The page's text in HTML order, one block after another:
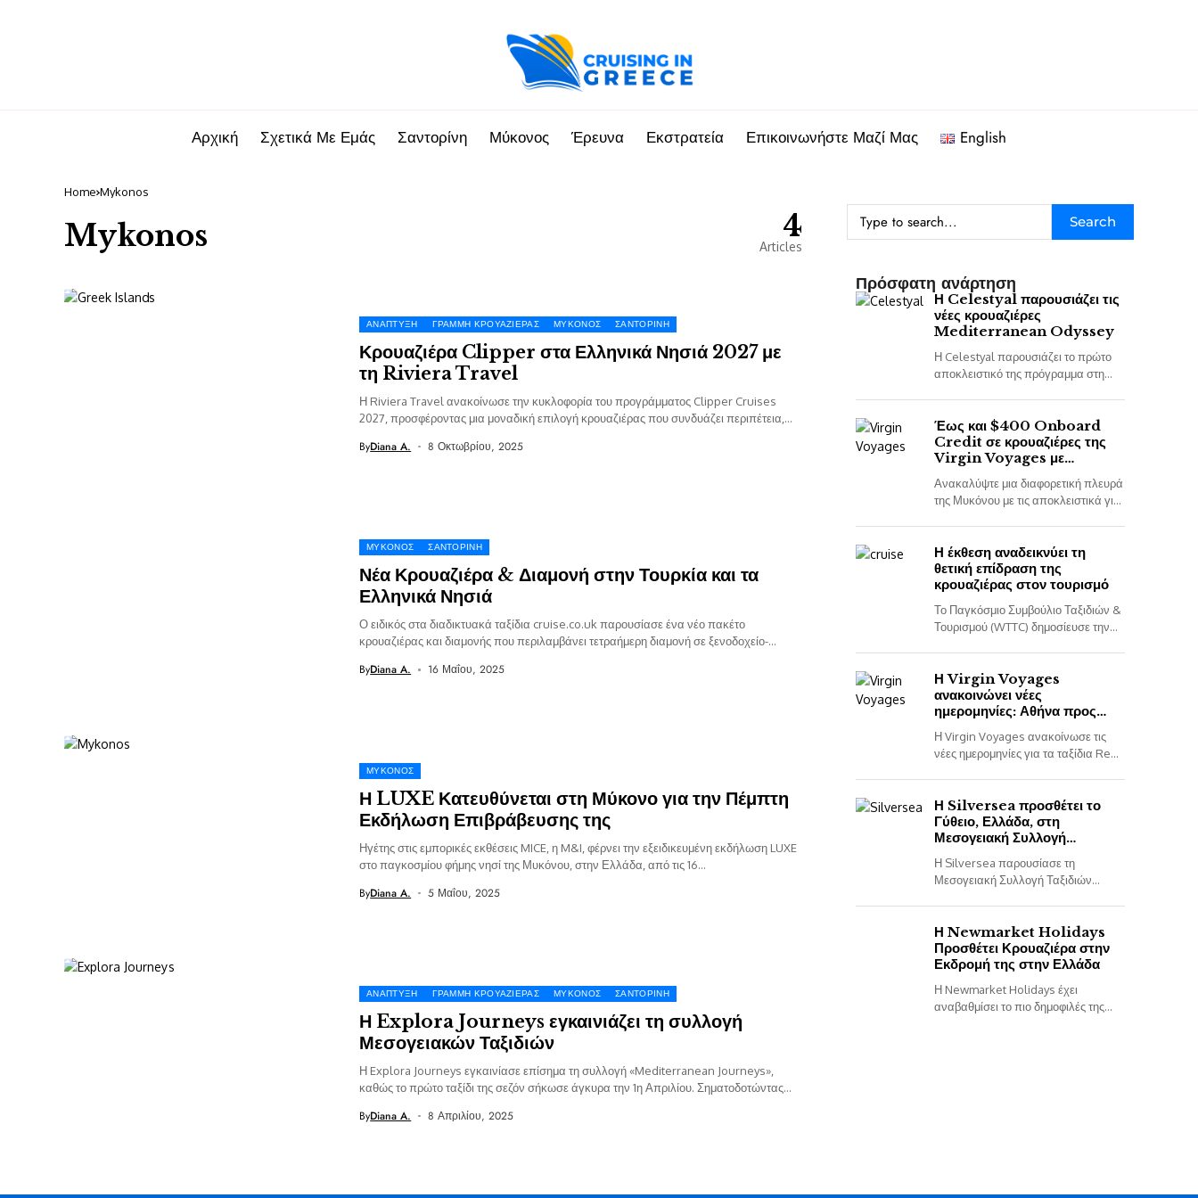
Αρχική Σχετικά Με Εμάς Σαντορίνη Μύκονος Έρευνα Εκστρατεία Επικοινωνήστε Μαζί Μας English
Home Mykonos
Mykonos 4
Articles
ΑΝΆΠΤΥΞΗ ΓΡΑΜΜΉ ΚΡΟΥΑΖΙΈΡΑΣ ΜΎΚΟΝΟΣ ΣΑΝΤΟΡΊΝΗ
Κρουαζιέρα Clipper στα Ελληνικά Νησιά 2027 με
τη Riviera Travel
Η Riviera Travel ανακοίνωσε την κυκλοφορία του προγράμματος Clipper Cruises
2027, προσφέροντας μια μοναδική επιλογή κρουαζιέρας που συνδυάζει περιπέτεια,
ByDiana A. 8 Οκτωβρίου, 2025
ΜΎΚΟΝΟΣ ΣΑΝΤΟΡΊΝΗ
Νέα Κρουαζιέρα & Διαμονή στην Τουρκία και τα
Ελληνικά Νησιά
Ο ειδικός στα διαδικτυακά ταξίδια cruise.co.uk παρουσίασε ένα νέο πακέτο
κρουαζιέρας και διαμονής που περιλαμβάνει τετραήμερη διαμονή σε ξενοδοχείο-
ByDiana A. 16 Μαΐου, 2025
ΜΎΚΟΝΟΣ
Η LUXE Κατευθύνεται στη Μύκονο για την Πέμπτη
Εκδήλωση Επιβράβευσης της
Ηγέτης στις εμπορικές εκθέσεις MICE, η M&I, φέρνει την εξειδικευμένη εκδήλωση LUXE
στο παγκοσμίου φήμης νησί της Μυκόνου, στην Ελλάδα, από τις 16...
ByDiana A. 5 Μαΐου, 2025
ΑΝΆΠΤΥΞΗ ΓΡΑΜΜΉ ΚΡΟΥΑΖΙΈΡΑΣ ΜΎΚΟΝΟΣ ΣΑΝΤΟΡΊΝΗ
Η Explora Journeys εγκαινιάζει τη συλλογή
Μεσογειακών Ταξιδιών
Η Explora Journeys εγκαινίασε επίσημα τη συλλογή «Mediterranean Journeys»,
καθώς το πρώτο ταξίδι της σεζόν σήκωσε άγκυρα την 1η Απριλίου. Σηματοδοτώντας
ByDiana A. 8 Απριλίου, 2025
Search
Πρόσφατη ανάρτηση
Η Celestyal παρουσιάζει τις
νέες κρουαζιέρες
Mediterranean Odyssey
Η Celestyal παρουσιάζει το πρώτο
αποκλειστικό της πρόγραμμα στη
Πορτογαλία και Μαρόκο. Όλες...
Έως και $400 Onboard
Credit σε κρουαζιέρες της
Virgin Voyages με
Ανακαλύψτε μια διαφορετική πλευρά
της Μυκόνου με τις αποκλειστικά για
Scarlet Lady. Όλες...
Η έκθεση αναδεικνύει τη
θετική επίδραση της
κρουαζιέρας στον τουρισμό
Το Παγκόσμιο Συμβούλιο Ταξιδιών &
Τουρισμού (WTTC) δημοσίευσε την
επίδραση της κρουαζιέρας στις
κοινότητες...
Η Virgin Voyages
ανακοινώνει νέες
ημερομηνίες: Αθήνα προς
Η Virgin Voyages ανακοίνωσε τις
νέες ημερομηνίες για τα ταξίδια Red
ήδη διαθέσιμες...
Η Silversea προσθέτει το
Γύθειο, Ελλάδα, στη
Μεσογειακή Συλλογή
Η Silversea παρουσίασε τη
Μεσογειακή Συλλογή Ταξιδιών
είναι ορθές κατά τη στιγμή της...
Η Newmarket Holidays
Προσθέτει Κρουαζιέρα στην
Εκδρομή της στην Ελλάδα
Η Newmarket Holidays έχει
αναβαθμίσει το πιο δημοφιλές της